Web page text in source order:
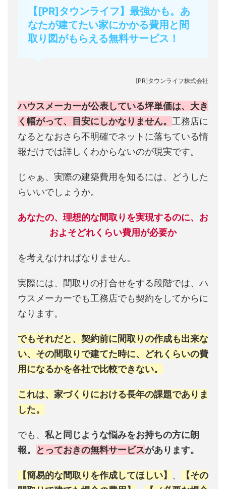
【[PR]タウンライフ】最強かも。あ
なたが建てたい家にかかる費用と間
取り図がもらえる無料サービス！
[PR]タウンライフ株式会社
ハウスメーカーが公表している坪単価は、大き
く幅がって、目安にしかなりません。 工務店に
なるとなおさら不明確でネットに落ちている情
報だけでは詳しくわからないのが現実です。
じゃぁ、実際の建築費用を知るには、どうした
らいいでしょうか。
あなたの、理想的な間取りを実現するのに、お
およそどれくらい費用が必要か
を考えなければなりません。
実際には、間取りの打合せをする段階では、ハ
ウスメーカーでも工務店でも契約をしてからに
なります。
でもそれだと、契約前に間取りの作成も出来な
い、その間取りで建てた時に、どれくらいの費
用になるかを各社で比較できない。
これは、家づくりにおける長年の課題でありま
した。
でも、 私と同じような悩みをお持ちの方に朗
報。
とっておきの無料サービスがあります。
【簡易的な間取りを作成してほしい】 、
【その